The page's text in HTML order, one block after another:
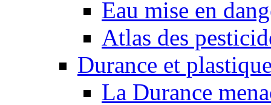
Eau mise en
Atlas des
Durance et
La Durance